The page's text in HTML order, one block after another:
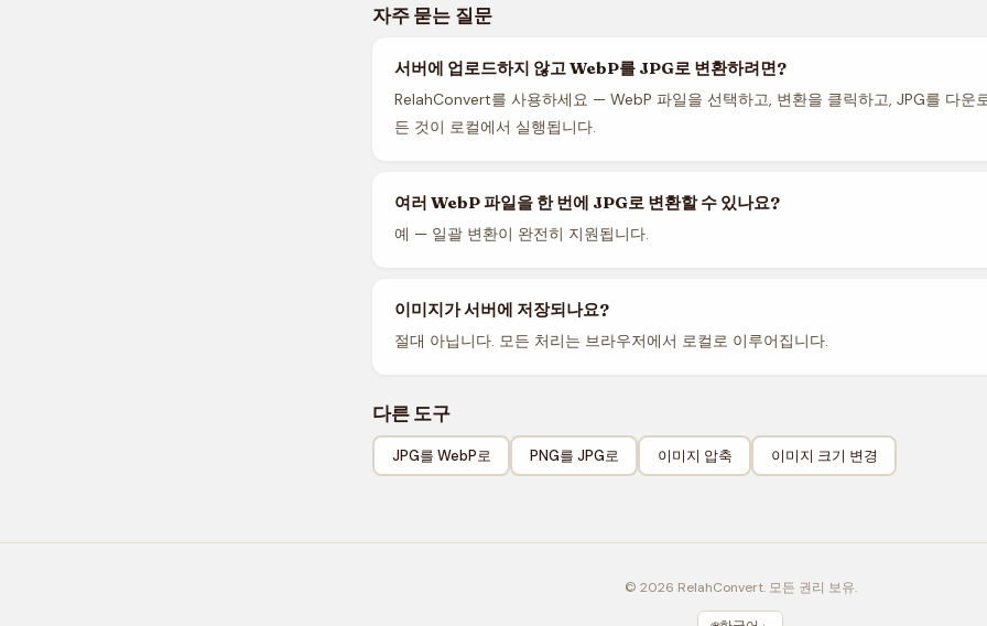
자주 묻는 질문
서버에 업로드하지 않고 WebP를 JPG로 변환하려면?
RelahConvert를 사용하세요 — WebP 파일을 선택하고, 변환을 클릭하고, JPG를 다운
든 것이 로컬에서 실행됩니다.
여러 WebP 파일을 한 번에 JPG로 변환할 수 있나요?
예 — 일괄 변환이 완전히 지원됩니다.
이미지가 서버에 저장되나요?
절대 아닙니다. 모든 처리는 브라우저에서 로컬로 이루어집니다.
다른 도구
JPG를 WebP로 PNG를 JPG로 이미지 압축 이미지 크기 변경
© 2026 RelahConvert. 모든 권리 보유.